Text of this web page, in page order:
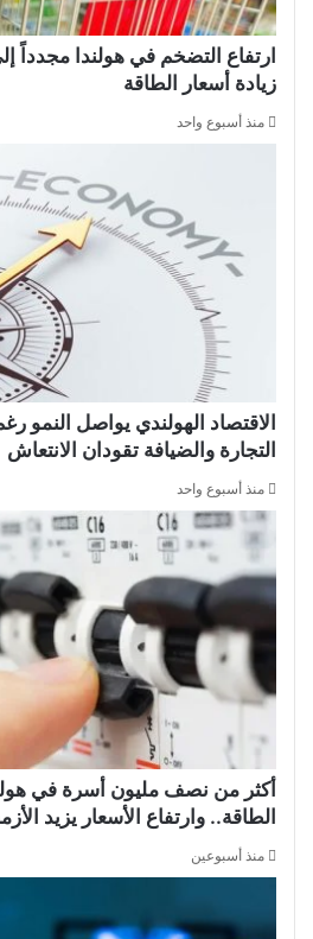
زيادة أسعار الطاقة
منذ أسبوع واحد
الاقتصاد الهولندي يواصل النمو
التجارة والضيافة تقودان الانتعاش
منذ أسبوع واحد
أكثر من نصف مليون أسرة في
الطاقة.. وارتفاع الأسعار يزيد
منذ أسبوعين